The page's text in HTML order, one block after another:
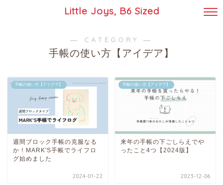
Little Joys, B6 Sized
― CATEGORY ―
手帳の使い方【アイデア】
手帳の使い方【アイデア】
週間ブロック手帳の克服なる
か！MARK'S手帳でライフロ
グ始めました
2024-01-22
手帳の使い方【アイデア】
来年の手帳の下ごしらえでや
ったこと4つ【2024版】
2023-12-06